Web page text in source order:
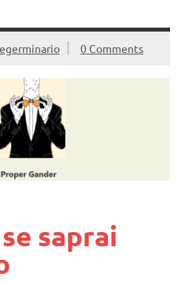
0 Comments
saprai